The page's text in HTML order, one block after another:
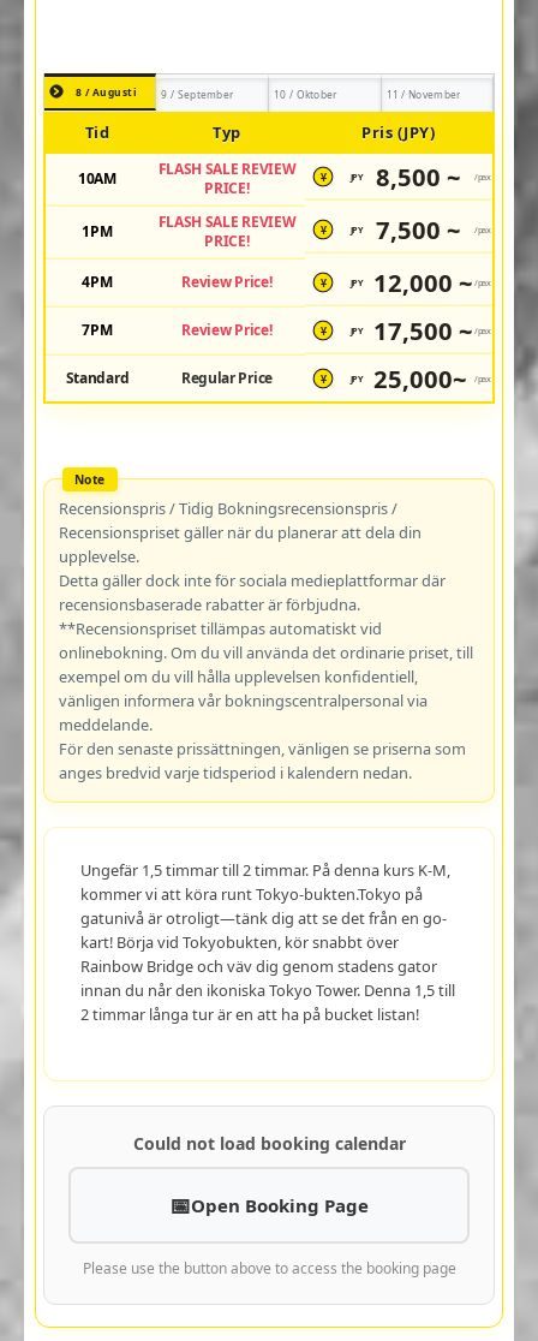
8 / Augusti 9 / September 10 / Oktober 11 / November
Tid Typ Pris (JPY)
10AM
FLASH SALE REVIEW
PRICE!
¥ JPY 8,500 ~ /pax
1PM
FLASH SALE REVIEW
PRICE!
¥ JPY 7,500 ~ /pax
4PM Review Price! ¥ JPY 12,000 ~ /pax
7PM Review Price! ¥ JPY 17,500 ~ /pax
Standard Regular Price ¥ JPY 25,000~ /pax
Recensionspris / Tidig Bokningsrecensionspris /
Recensionspriset gäller när du planerar att dela din
upplevelse.
Detta gäller dock inte för sociala medieplattformar där
recensionsbaserade rabatter är förbjudna.
**Recensionspriset tillämpas automatiskt vid
onlinebokning. Om du vill använda det ordinarie priset, till
exempel om du vill hålla upplevelsen konfidentiell,
vänligen informera vår bokningscentralpersonal via
meddelande.
För den senaste prissättningen, vänligen se priserna som
anges bredvid varje tidsperiod i kalendern nedan.
Ungefär 1,5 timmar till 2 timmar. På denna kurs K-M,
kommer vi att köra runt Tokyo-bukten.Tokyo på
gatunivå är otroligt—tänk dig att se det från en go-
kart! Börja vid Tokyobukten, kör snabbt över
Rainbow Bridge och väv dig genom stadens gator
innan du når den ikoniska Tokyo Tower. Denna 1,5 till
2 timmar långa tur är en att ha på bucket listan!
Could not load booking calendar
Open Booking Page
Please use the button above to access the booking page